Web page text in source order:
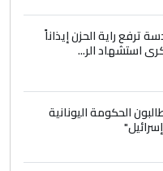
بغداد أرغب في
الاستمرار في
العراقيين في
ترفع راية الحزن إيذاناً
استشهاد الر...
الحكومة اليونانية